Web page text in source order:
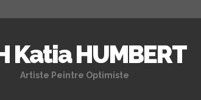
Katia HUMBERT
Artiste Peintre Optimiste